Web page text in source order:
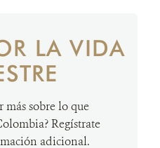
LA VIDA
más sobre lo que
Regístrate
adicional.